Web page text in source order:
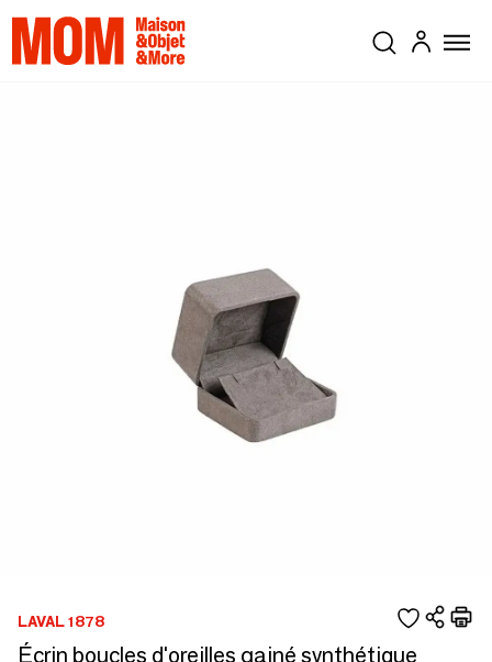
LAVAL 1878
Écrin boucles d'oreilles gainé synthétique